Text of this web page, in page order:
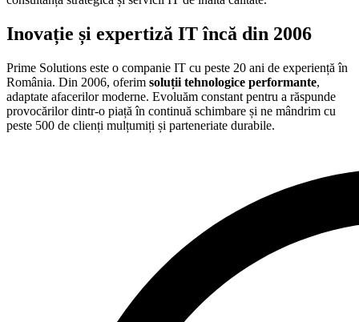
Inovație și expertiză IT încă din 2006
Prime Solutions este o companie IT cu peste 20 ani de experiență în
România. Din 2006, oferim soluții tehnologice performante,
adaptate afacerilor moderne. Evoluăm constant pentru a răspunde
provocărilor dintr-o piață în continuă schimbare și ne mândrim cu
peste 500 de clienți mulțumiți și parteneriate durabile.